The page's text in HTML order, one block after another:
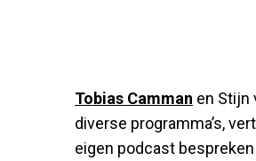
Tobias Camman en Stijn
diverse programma’s,
eigen podcast